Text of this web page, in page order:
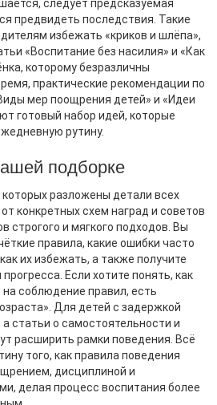
следует предсказуемая
предвидеть последствия . Такие
избежать «криков и шлёпа»,
«Воспитание без насилия» и «Как
которому безразличны
практические рекомендации по
мер поощрения детей» и «Идеи
готовый набор идей, которые
рутину.
подборке
разложены детали всех
конкретных схем наград и советов
строгого и мягкого подходов. Вы
правила, какие ошибки часто
их избежать, а также получите
Если хотите понять, как
на соблюдение правил, есть
Для детей с задержкой
статьи о самостоятельности и
расширить рамки поведения. Всё
того, как правила поведения
дисциплиной и
делая процесс воспитания более